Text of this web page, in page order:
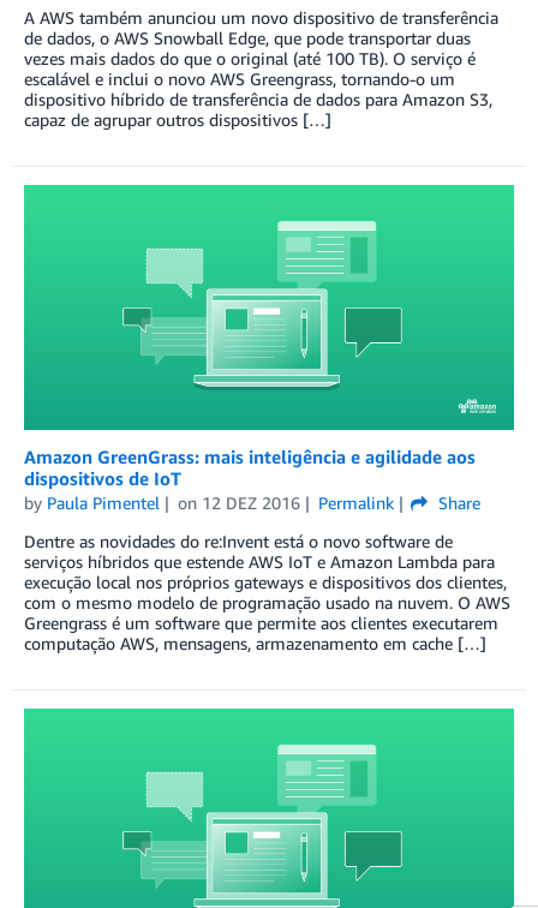
A AWS também anunciou um novo dispositivo de transferência
de dados, o AWS Snowball Edge, que pode transportar duas
vezes mais dados do que o original (até 100 TB). O serviço é
escalável e inclui o novo AWS Greengrass, tornando-o um
dispositivo híbrido de transferência de dados para Amazon S3,
capaz de agrupar outros dispositivos […]
Amazon GreenGrass: mais inteligência e agilidade aos
dispositivos de IoT
by Paula Pimentel on 12 DEZ 2016 Permalink
Share
Dentre as novidades do re:Invent está o novo software de
serviços híbridos que estende AWS IoT e Amazon Lambda para
execução local nos próprios gateways e dispositivos dos clientes,
com o mesmo modelo de programação usado na nuvem. O AWS
Greengrass é um software que permite aos clientes executarem
computação AWS, mensagens, armazenamento em cache […]